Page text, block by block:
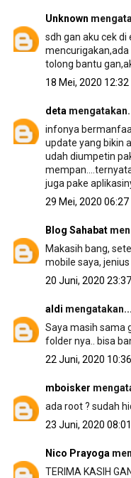
Unknown
sdh gan aku cek
mencurigakan,ada
tolong bantu
18 Mei, 2020 12:32
deta
infonya
update yang bikin
udah diumpetin
juga pake
29 Mei, 2020 06:27
Blog Sahabat
Makasih bang,
mobile saya, jenius
20 Juni, 2020 23:37
aldi mengatakan...
Saya masih sama
folder nya.. bisa
22 Juni, 2020 10:36
mboisker
ada root ? sudah
23 Juni, 2020 08:01
Nico Prayoga
TERIMA KASIH